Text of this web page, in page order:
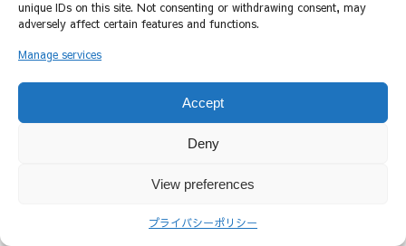
unique IDs on this site. Not consenting or withdrawing consent, may
adversely affect certain features and functions.
Manage services
Accept
Deny
View preferences
プライバシーポリシー
プライバシーポリシー
お問い合わせ